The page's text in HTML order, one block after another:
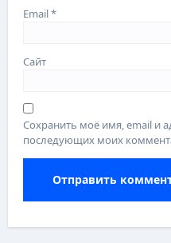
Email*
Сайт
Сохранить моё имя, email и
последующих моих